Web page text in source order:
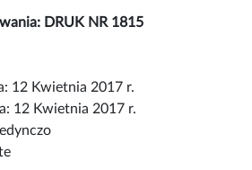
DRUK NR 1815
12 Kwietnia 2017 r.
12 Kwietnia 2017 r.